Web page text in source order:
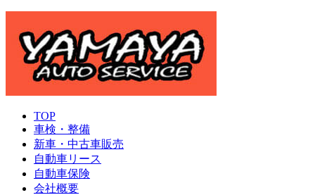
TOP
車検・整備
新車・中古車販売
自動車リース
自動車保険
会社概要